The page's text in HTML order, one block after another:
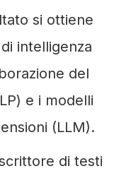
si ottiene
intelligenza
del
e i modelli
(LLM).
di testi